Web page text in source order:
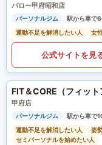
バロー甲府昭和店
パーソナルジム
駅から車で
運動不足を解消したい人
女
公式サイトを見
FIT＆CORE（フィット
甲府店
パーソナルジム
駅から車で
運動不足を解消したい人
姿
セミパーソナルを始めたい人